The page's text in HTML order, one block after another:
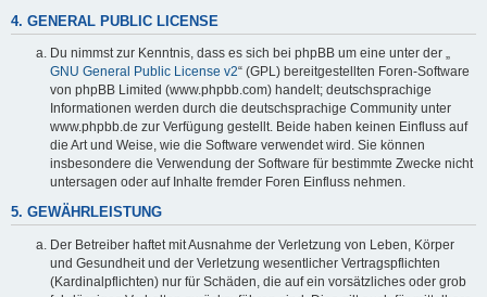
4. GENERAL PUBLIC LICENSE
Du nimmst zur Kenntnis, dass es sich bei phpBB um eine unter der „
GNU General Public License v2“ (GPL) bereitgestellten Foren-Software
von phpBB Limited (www.phpbb.com) handelt; deutschsprachige
Informationen werden durch die deutschsprachige Community unter
www.phpbb.de zur Verfügung gestellt. Beide haben keinen Einfluss auf
die Art und Weise, wie die Software verwendet wird. Sie können
insbesondere die Verwendung der Software für bestimmte Zwecke nicht
untersagen oder auf Inhalte fremder Foren Einfluss nehmen.
5. GEWÄHRLEISTUNG
Der Betreiber haftet mit Ausnahme der Verletzung von Leben, Körper
und Gesundheit und der Verletzung wesentlicher Vertragspflichten
(Kardinalpflichten) nur für Schäden, die auf ein vorsätzliches oder grob